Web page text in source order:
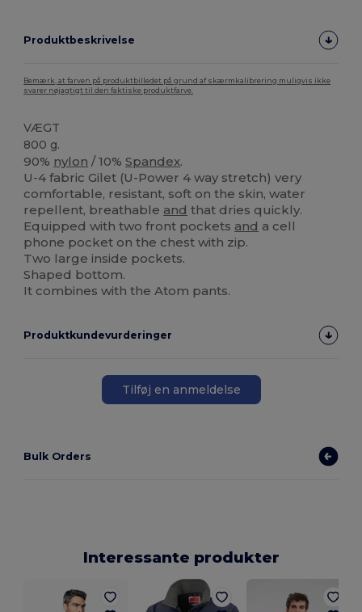
Produktbeskrivelse
Bemærk, at farven på produktbilledet på grund af skærmkalibrering muligvis ikke
svarer nøjagtigt til den faktiske produktfarve.
VÆGT
800 g.
90% nylon / 10%Spandex.
U-4 fabric Gilet (U-Power 4 way stretch) very
comfortable, resistant, soft on the skin, water
repellent, breathable and that dries quickly.
Equipped with two front pockets and a cell
phone pocket on the chest with zip.
Two large inside pockets.
Shaped bottom.
It combines with the Atom pants.
Produktkundevurderinger
Tilføj en anmeldelse
Bulk Orders
Interessante produkter